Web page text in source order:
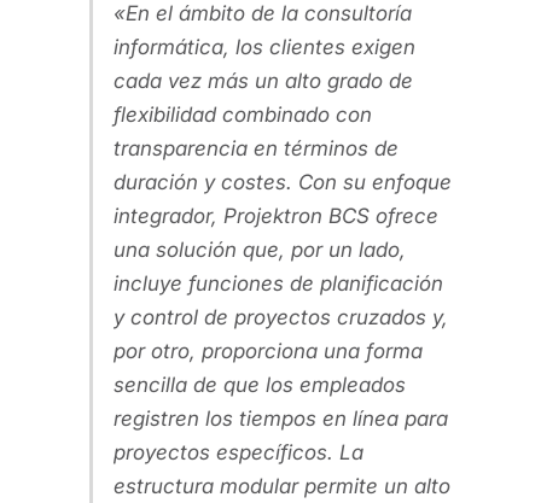
En el ámbito de la consultoría
informática, los clientes exigen
cada vez más un alto grado de
flexibilidad combinado con
transparencia en términos de
duración y costes. Con su enfoque
integrador, Projektron BCS ofrece
una solución que, por un lado,
incluye funciones de planificación
y control de proyectos cruzados y,
por otro, proporciona una forma
sencilla de que los empleados
registren los tiempos en línea para
proyectos específicos. La
estructura modular permite un alto